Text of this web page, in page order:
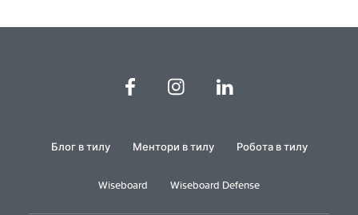
Блог в тилу Ментори в тилу Робота в тилу
Wiseboard Wiseboard Defense